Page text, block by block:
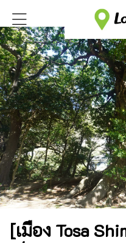
[เมือง Tosa